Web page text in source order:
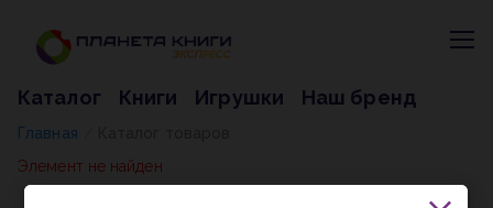
Каталог Книги Игрушки Наш бренд
Главная
Элемент не найден